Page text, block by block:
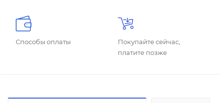
Способы оплаты
Покупайте сейчас,
платите позже